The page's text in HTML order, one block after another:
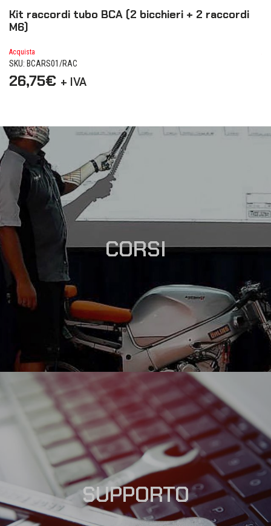
Kit raccordi tubo BCA (2 bicchieri + 2 raccordi
M6)
Acquista
SKU: BCARS01/RAC
26,75€ + IVA
CORSI
SUPPORTO